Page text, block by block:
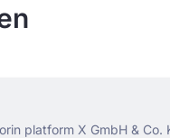
platform X GmbH & Co.